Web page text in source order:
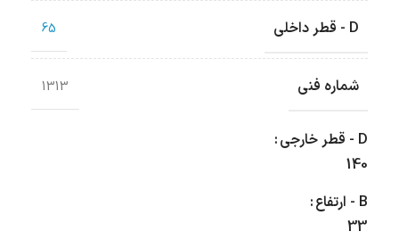
D - قطر داخلی 65
شماره فنی 1313
D - قطر خارجی
140
B - ارتفاع
33